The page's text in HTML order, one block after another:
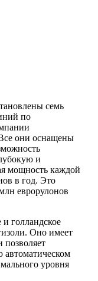
семь
по
они оснащены
и
мощность каждой
в год. Это
еврорулонов
голландское
Оно имеет
позволяет
автоматическом
уровня